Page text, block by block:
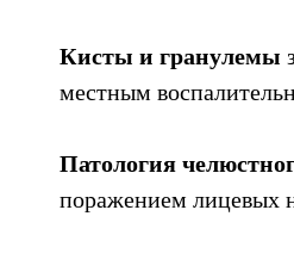
Кисты и гранулемы
местным
Патология
поражением лицевых